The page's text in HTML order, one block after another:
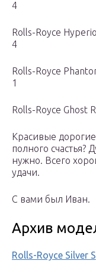
4
Rolls-Royce
4
Rolls-Royce
1
Rolls-Royce Ghost
Красивые
полного
нужно. Всего
удачи.
С вами был Иван.
Архив
Rolls-Royce Silver